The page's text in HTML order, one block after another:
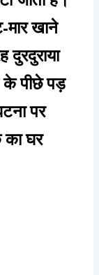
मार खाने
पीछे पड़
पर
का घर